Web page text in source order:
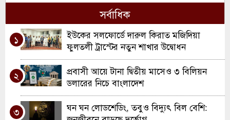
দোকানিকে অর্থদণ্ড
৭
আগেরদিন স্ত্রীর সঙ্গে ঝগড়া, পরেরদিন স্বামীর
ঝুলন্ত মরদেহ উদ্ধার
৮
জগন্নাথপুরে জমি নিয়ে বিরোধের জেরে সংঘর্ষ,
নিহত ১
৯
টানা বৃষ্টি ও উজানের ঢলে জগন্নাথপুরের নিম্নাঞ্চল
প্লাবিত, বিদ্যালয়ে ব্যাহত পাঠদান
সর্বাধিক
১
ইউকের সলফোর্ডে দারুল কিরাত মজিদিয়া
ফুলতলী ট্রাস্টের নতুন শাখার উদ্বোধন
২
প্রবাসী আয়ে টানা দ্বিতীয় মাসেও ৩ বিলিয়ন
ডলারের নিচে বাংলাদেশ
৩
ঘন ঘন লোডশেডিং, তবুও বিদ্যুৎ বিল বেশি: